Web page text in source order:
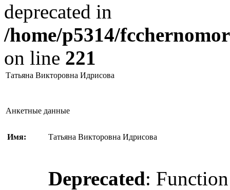
deprecated in
/home/p5314/
on line 221
Татьяна Викторовна Идрисова
Анкетные данные
Имя: Татьяна Викторовна Идрисова
Deprecated: